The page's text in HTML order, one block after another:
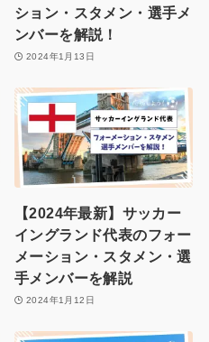
ション・スタメン・選手メ
ンバーを解説！
2024年1月13日
【2024年最新】サッカー
イングランド代表のフォー
メーション・スタメン・選
手メンバーを解説
2024年1月12日